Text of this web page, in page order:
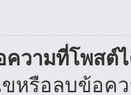
วามที่โพสต์ไ
รือลบข้อคว